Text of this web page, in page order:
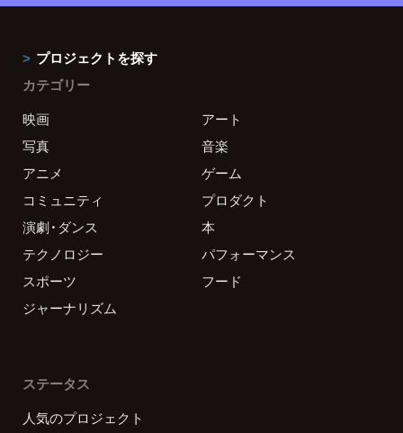
プロジェクトを探す
カテゴリー
映画
アート
写真
音楽
アニメ
ゲーム
コミュニティ
プロダクト
演劇・ダンス
本
テクノロジー
パフォーマンス
スポーツ
フード
ジャーナリズム
ステータス
人気のプロジェクト